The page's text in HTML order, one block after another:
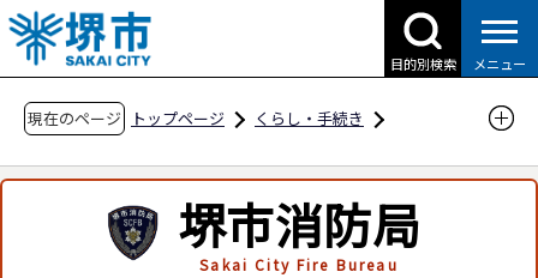
こ
の
ペ
の
目的別検索 メニュー
現在のページ トップページ
くらし・手続き
申請・届出用紙
高圧ガス保安法関係
液化石油ガス保安規則関係
堺市消防局
Sakai City Fire Bureau